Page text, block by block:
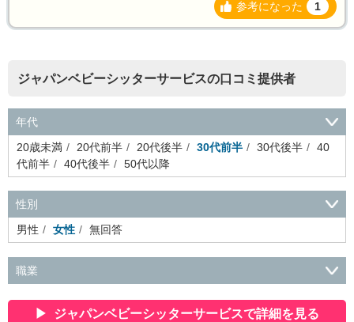
参考になった 1
ジャパンベビーシッターサービスの口コミ提供者
年代
20歳未満
20代前半 20代後半 30代前半 30代後半
40
代前半
40代後半 50代以降
性別
男性
女性 無回答
職業
ポーツ関連
広告・マスコミ
接客・小売・流通・外食・食
ジャパンベビーシッターサービスで詳細を見る